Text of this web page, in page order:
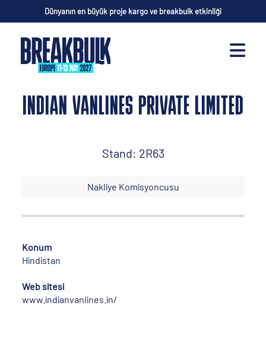
Dünyanın en büyük proje kargo ve breakbulk etkinliği
INDIAN VANLINES PRIVATE LIMITED
Stand: 2R63
Nakliye Komisyoncusu
Konum
Hindistan
Web sitesi
www.indianvanlines.in/